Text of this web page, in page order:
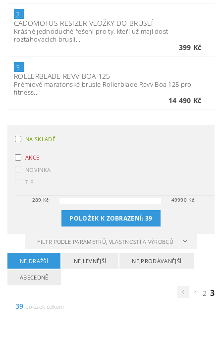
2.
CADOMOTUS RESIZER VLOŽKY DO BRUSLÍ
Krásné jednoduché řešení pro ty, kteří už mají dost
roztahovacích bruslí...
399 Kč
3.
ROLLERBLADE REVV BOA 125
Prémiové maratonské brusle Rollerblade Revv Boa 125 pro
fitness...
14 490 Kč
NA SKLADĚ
AKCE
NOVINKA
TIP
289 Kč 49990 Kč
POLOŽEK K ZOBRAZENÍ:39
FILTR PODLE PARAMETRŮ, VLASTNOSTÍ A VÝROBCŮ
NEJDRAŽŠÍ NEJLEVNĚJŠÍ NEJPRODÁVANĚJŠÍ
ABECEDNĚ
1 2 3
39 položek celkem